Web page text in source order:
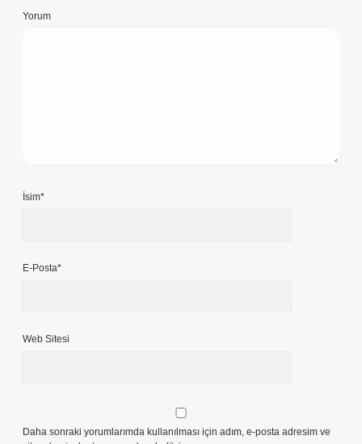
Yorum
İsim*
E-Posta*
Web Sitesi
Daha sonraki yorumlarımda kullanılması için adım, e-posta adresim ve